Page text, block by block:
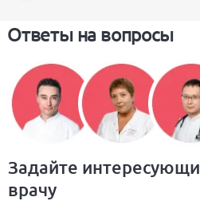
Ответы на вопросы
Задайте
врачу